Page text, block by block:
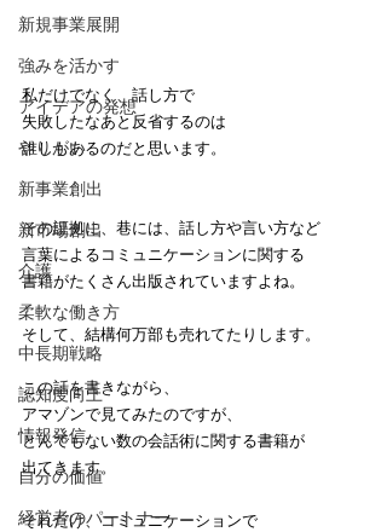
新規事業展開
強みを活かす
アイデアの発想
やりがい
新事業創出
新市場創出
介護
柔軟な働き方
中長期戦略
認知度向上
情報発信
自分の価値
経営者のパートナー
私だけでなく、話し方で
失敗したなあと反省するのは
誰しもあるのだと思います。
その証拠に、巷には、話し方や言い方など
言葉によるコミュニケーションに関する
書籍がたくさん出版されていますよね。
そして、結構何万部も売れてたりします。
この話を書きながら、
アマゾンで見てみたのですが、
とんでもない数の会話術に関する書籍が
出てきます。
それだけ、コミュニケーションで